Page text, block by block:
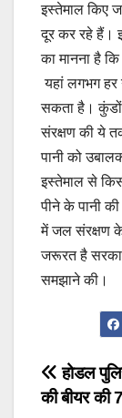
इस्तेमाल किए
दूर कर रहे हैं।
का मानना है कि
यहां लगभग
सकता है। कुंडों
संरक्षण की ये
पानी को
इस्तेमाल से
पीने के पानी
में जल संरक्षण
जरूरत है
समझाने की।
Post
होडल
की बीयर की